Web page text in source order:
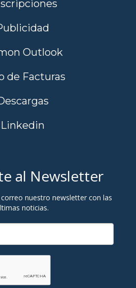
Outlook
de Facturas
Linkedin
al Newsletter
nuestro newsletter con las
noticias.